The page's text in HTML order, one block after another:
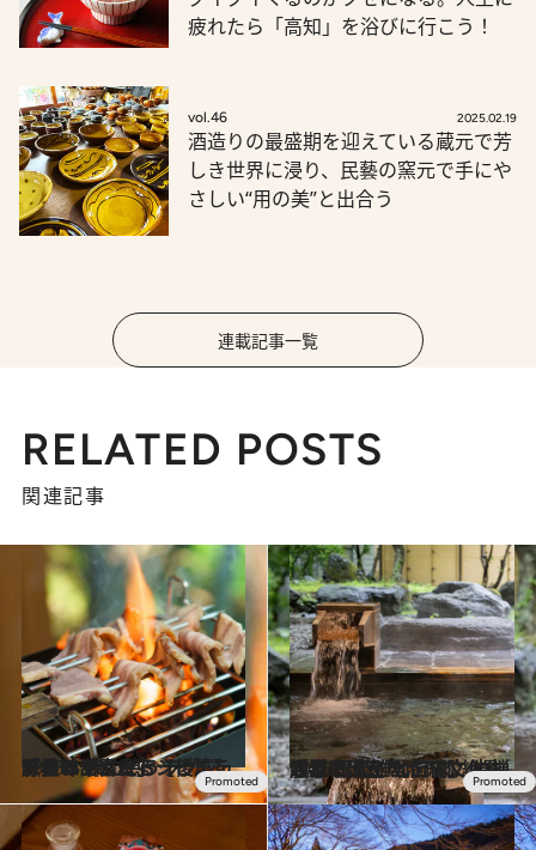
疲れたら「高知」を浴びに行こう！
vol.46 2025.02.19
酒造りの最盛期を迎えている蔵元で芳
しき世界に浸り、民藝の窯元で手にや
さしい“用の美”と出合う
連載記事一覧
RELATED POSTS
関連記事
2023.8.19
「星のや富士」【後篇】 野性味あふれるジビエを味わい 森に憩うラグジュアリーリゾート
旅＆お出かけ 2023.6.3
「界 日光」【前編】 中禅寺湖のほとりに佇む絶景温泉宿 優雅な伝統文化に触れる滞在を
旅＆お出かけ